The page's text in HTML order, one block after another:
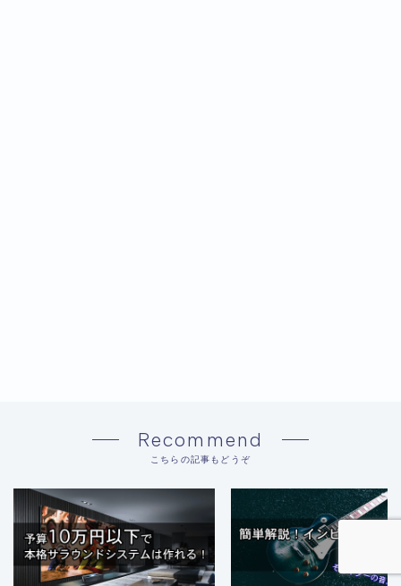
Recommend
こちらの記事もどうぞ